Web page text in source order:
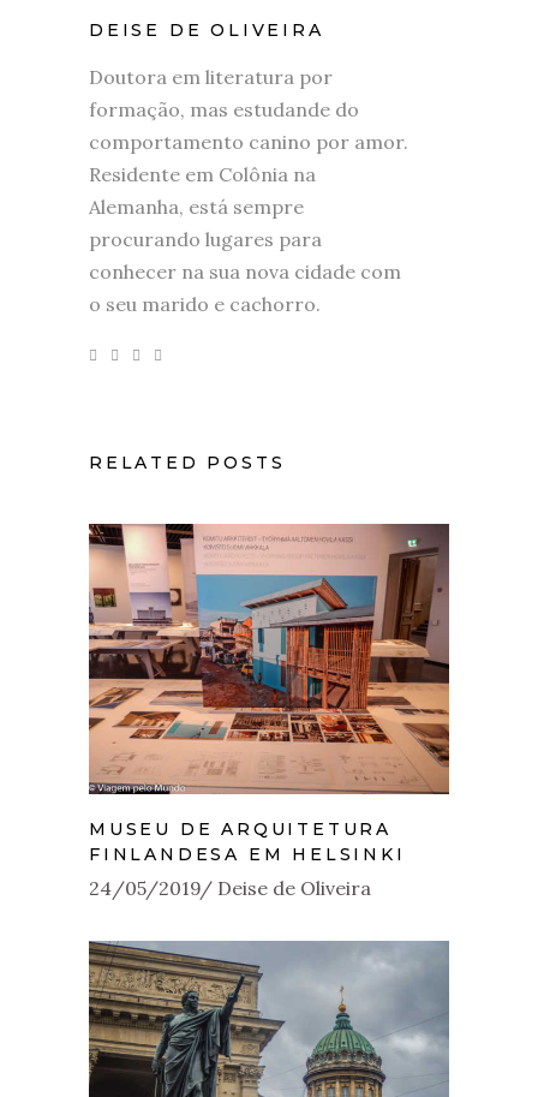
DEISE DE OLIVEIRA
Doutora em literatura por
formação, mas estudande do
comportamento canino por amor.
Residente em Colônia na
Alemanha, está sempre
procurando lugares para
conhecer na sua nova cidade com
o seu marido e cachorro.
RELATED POSTS
MUSEU DE ARQUITETURA
FINLANDESA EM HELSINKI
24/05/2019 Deise de Oliveira